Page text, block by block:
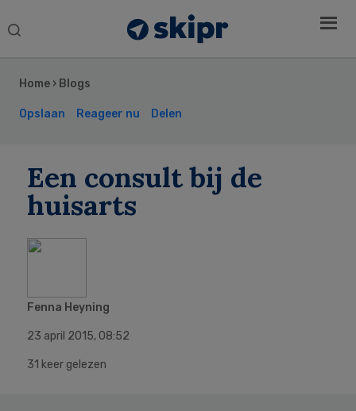
Search
Home › Blogs
Opslaan Reageer nu Delen
Een consult bij de
huisarts
Fenna Heyning
23 april 2015, 08:52
31 keer gelezen
Sidebar